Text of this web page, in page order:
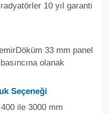
10 yıl garanti
33 mm panel
olanak
Seçeneği
ile 3000 mm